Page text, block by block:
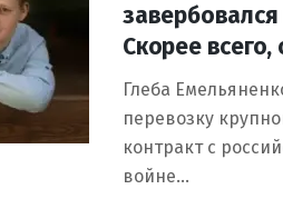
Скорее всего,
Глеба
перевозку
контракт с
войне…